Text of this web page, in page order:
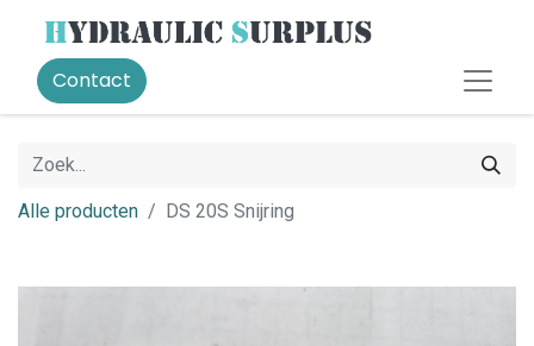
Contact
Alle producten DS 20S Snijring